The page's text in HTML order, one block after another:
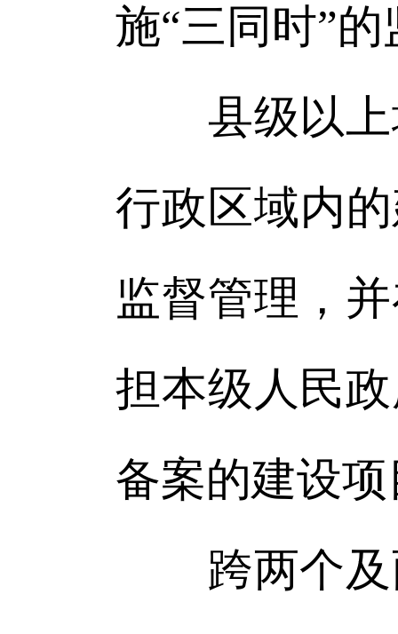
施“三同时”
县级以上
行政区域内
监督管理，
担本级人民
备案的建设
跨两个及